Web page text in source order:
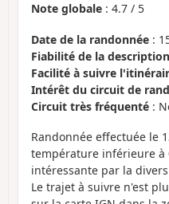
Note globale : 4.7 / 5
Date de la randonnée :
Fiabilité de la description
Facilité à suivre
Intérêt du circuit de
Circuit très fréquenté :
Randonnée effectuée le
température inférieure à
intéressante par la
Le trajet à suivre n'est